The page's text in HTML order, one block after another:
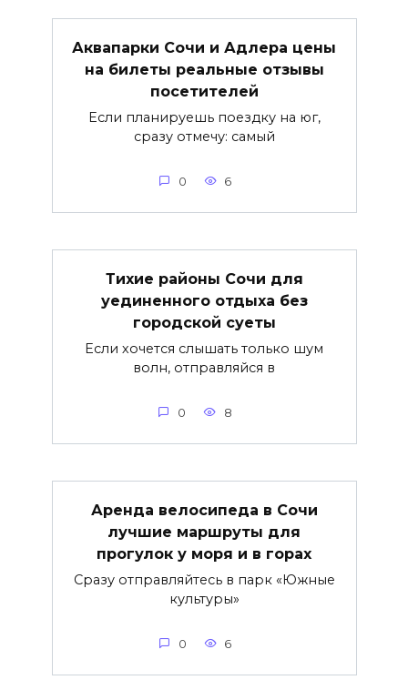
Аквапарки Сочи и Адлера цены
на билеты реальные отзывы
посетителей
Если планируешь поездку на юг,
сразу отмечу: самый
0 6
Тихие районы Сочи для
уединенного отдыха без
городской суеты
Если хочется слышать только шум
волн, отправляйся в
0 8
Аренда велосипеда в Сочи
лучшие маршруты для
прогулок у моря и в горах
Сразу отправляйтесь в парк «Южные
культуры»
0 6